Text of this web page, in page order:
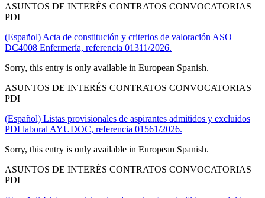
ASUNTOS DE INTERÉS CONTRATOS CONVOCATORIAS
PDI
(Español) Acta de constitución y criterios de valoración ASO
DC4008 Enfermería, referencia 01311/2026.
Sorry, this entry is only available in European Spanish.
ASUNTOS DE INTERÉS CONTRATOS CONVOCATORIAS
PDI
(Español) Listas provisionales de aspirantes admitidos y excluidos
PDI laboral AYUDOC, referencia 01561/2026.
Sorry, this entry is only available in European Spanish.
ASUNTOS DE INTERÉS CONTRATOS CONVOCATORIAS
PDI